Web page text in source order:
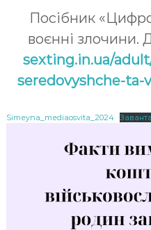
Посібник
воєнні злочини.
sexting.in.ua/
seredovyshche-
Simeyna_mediaosvita_2024